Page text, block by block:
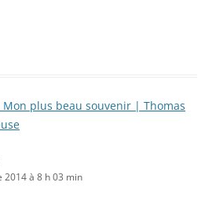
Mon plus beau souvenir | Thomas
2014 à 8 h 03 min